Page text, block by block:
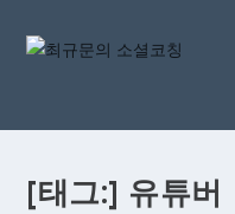
[태그:] 유튜버